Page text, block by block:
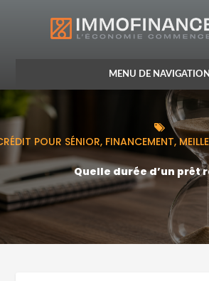
CRÉDIT
VIE DU CRÉDIT
ASSURANCE
Quelle durée d’un prêt
SÉNIOR, FINANCEMENT,